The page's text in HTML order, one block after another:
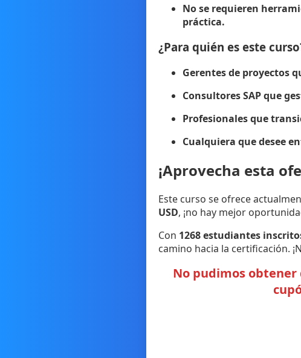
No se requieren
práctica.
¿Para quién es este
Gerentes de proyectos
Consultores SAP que
Profesionales que
Cualquiera que desee
¡Aprovecha esta
Este curso se ofrece
USD, ¡no hay mejor
Con 1268 estudiantes
camino hacia la certificación.
No pudimos obtener